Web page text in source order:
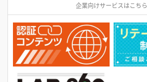
企業向けサービスはこちら